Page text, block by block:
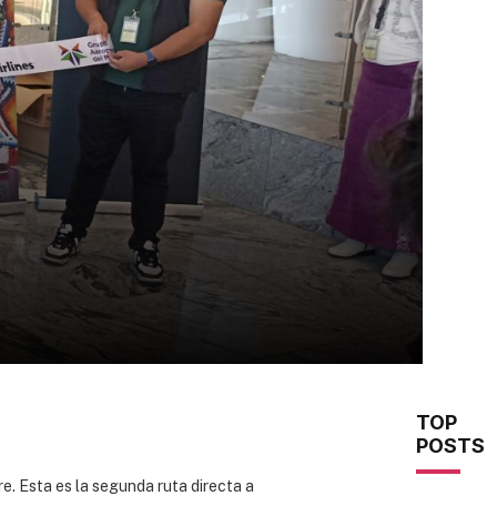
Esta es la segunda ruta directa a
TOP
POSTS